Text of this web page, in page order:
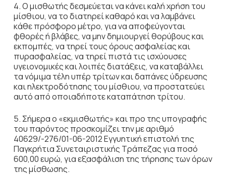
4. Ο μισθωτής δεσμεύεται να κάνει καλή χρήση του
μίσθιου, να το διατηρεί καθαρό και να λαμβάνει
κάθε πρόσφορο μέτρο, για να αποφεύγονται
φθορές ή βλάβες, να μην δημιουργεί θορύβους και
εκπομπές, να τηρεί τους όρους ασφαλείας και
πυρασφαλείας, να τηρεί πιστά τις ισχύουσες
υγειονομικές και λοιπές διατάξεις, να καταβάλλει
τα νόμιμα τέλη υπέρ τρίτων και δαπάνες ύδρευσης
και ηλεκτροδότησης του μίσθιου, να προστατεύει
αυτό από οποιαδήποτε καταπάτηση τρίτου.
5. Σήμερα ο «εκμισθωτής» και προ της υπογραφής
του παρόντος προσκομίζει την με αριθμό
40629/-276/01-06-2012 Εγγυητική επιστολή της
Παγκρήτια Συνεταιριστικής Τράπεζας για ποσό
600,00 ευρώ, για εξασφάλιση της τήρησης των όρων
της μίσθωσης.